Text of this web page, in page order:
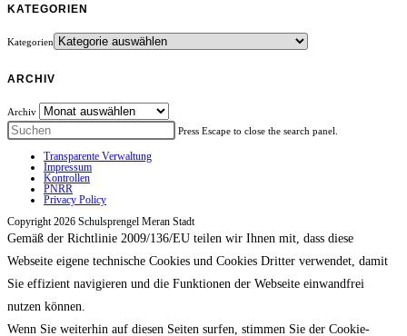
KATEGORIEN
Kategorien
ARCHIV
Archiv
Press Escape to close the search panel.
Transparente Verwaltung
Impressum
Kontrollen
PNRR
Privacy Policy
Copyright 2026 Schulsprengel Meran Stadt
Gemäß der Richtlinie 2009/136/EU teilen wir Ihnen mit, dass diese
Webseite eigene technische Cookies und Cookies Dritter verwendet, damit
Sie effizient navigieren und die Funktionen der Webseite einwandfrei
nutzen können.
Wenn Sie weiterhin auf diesen Seiten surfen, stimmen Sie der Cookie-